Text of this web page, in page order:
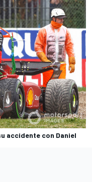
accidente con Daniel